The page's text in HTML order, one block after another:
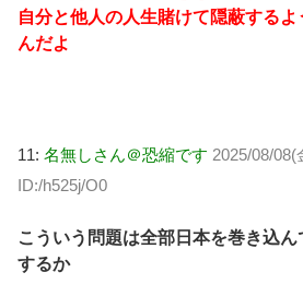
自分と他人の人生賭けて隠蔽する
んだよ
11: 名無しさん＠恐縮です 2025/08/08(
ID:/h525j/O0
こういう問題は全部日本を巻き込
するか